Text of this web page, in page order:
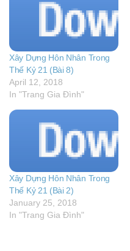
Xây Dựng Hôn Nhân Trong
Thế Kỷ 21 (Bài 8)
April 12, 2018
In "Trang Gia Đình"
Xây Dựng Hôn Nhân Trong
Thế Kỷ 21 (Bài 2)
January 25, 2018
In "Trang Gia Đình"